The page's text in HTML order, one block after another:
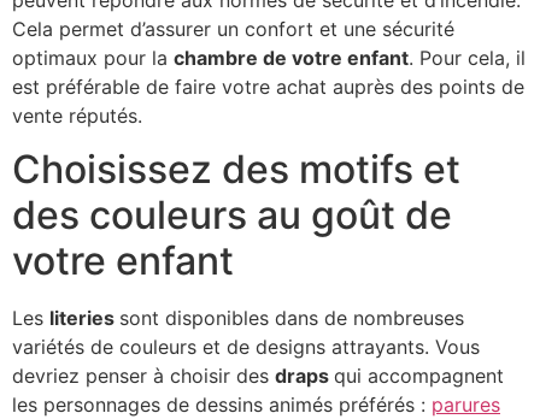
Cela permet d’assurer un confort et une sécurité
optimaux pour la chambre de votre enfant. Pour cela, il
est préférable de faire votre achat auprès des points de
vente réputés.
Choisissez des motifs et
des couleurs au goût de
votre enfant
Les literies sont disponibles dans de nombreuses
variétés de couleurs et de designs attrayants. Vous
devriez penser à choisir des draps qui accompagnent
les personnages de dessins animés préférés : parures